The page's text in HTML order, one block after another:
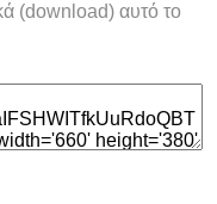
(download) αυτό το